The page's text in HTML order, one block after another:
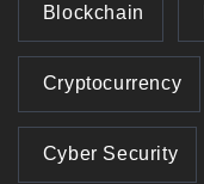
Blockchain
Cryptocurrency
Cyber Security